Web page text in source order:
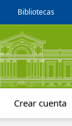
Bibliotecas
Crear cuenta